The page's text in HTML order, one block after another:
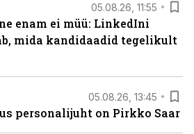
05.08.26, 11:55
enam ei müü: LinkedIni
mida kandidaadid tegelikult
05.08.26, 13:45
personalijuht on Pirkko Saar